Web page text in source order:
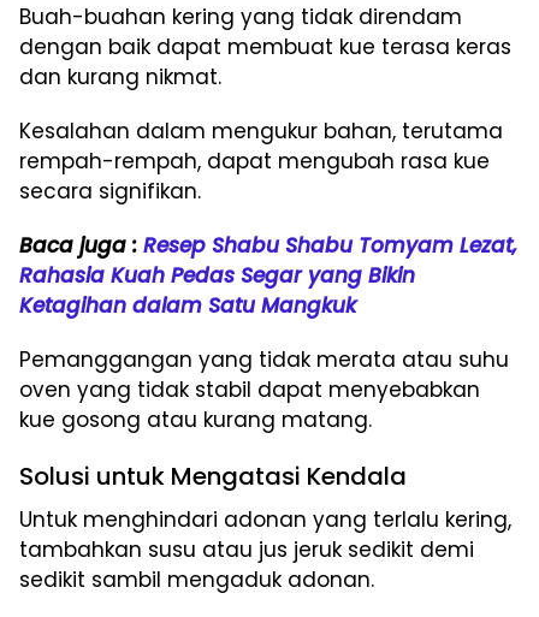
Buah-buahan kering yang tidak direndam
dengan baik dapat membuat kue terasa keras
dan kurang nikmat.
Kesalahan dalam mengukur bahan, terutama
rempah-rempah, dapat mengubah rasa kue
secara signifikan.
Baca juga : Resep Shabu Shabu Tomyam Lezat,
Rahasia Kuah Pedas Segar yang Bikin
Ketagihan dalam Satu Mangkuk
Pemanggangan yang tidak merata atau suhu
oven yang tidak stabil dapat menyebabkan
kue gosong atau kurang matang.
Solusi untuk Mengatasi Kendala
Untuk menghindari adonan yang terlalu kering,
tambahkan susu atau jus jeruk sedikit demi
sedikit sambil mengaduk adonan.